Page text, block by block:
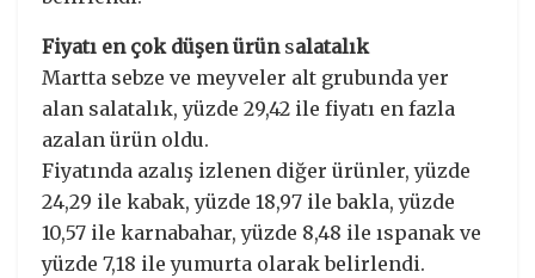
Fiyatı en çok düşen ürünsalatalık
Martta sebze ve meyveler alt grubunda yer
alan salatalık, yüzde 29,42 ile fiyatı en fazla
azalan ürün oldu.
Fiyatında azalış izlenen diğer ürünler, yüzde
24,29 ile kabak, yüzde 18,97 ile bakla, yüzde
10,57 ile karnabahar, yüzde 8,48 ile ıspanak ve
yüzde 7,18 ile yumurta olarak belirlendi.